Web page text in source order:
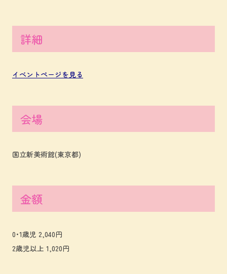
詳細
イベントページを見る
会場
国立新美術館(東京都)
金額
0･1歳児 2,040円
2歳児以上 1,020円